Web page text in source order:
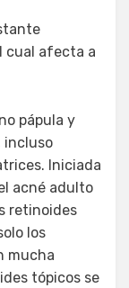
cual afecta a
pápula y
incluso
Iniciada
acné adulto
retinoides
los
mucha
tópicos se